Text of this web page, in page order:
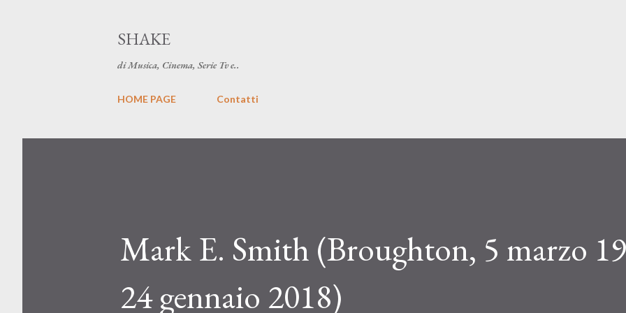
SHAKE
di Musica, Cinema, Serie Tv e..
HOME PAGE Contatti
Mark E. Smith (Broughton, 5 marzo
24 gennaio 2018)